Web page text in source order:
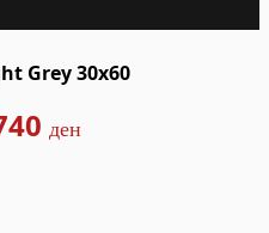
Grey 30x60
ден